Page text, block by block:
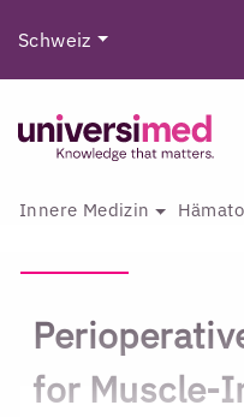
Schweiz
Innere Medizin
for Muscle-